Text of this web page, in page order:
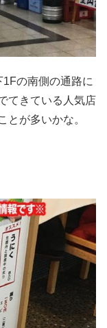
の南側の通路に
てきている人気店
とが多いかな。